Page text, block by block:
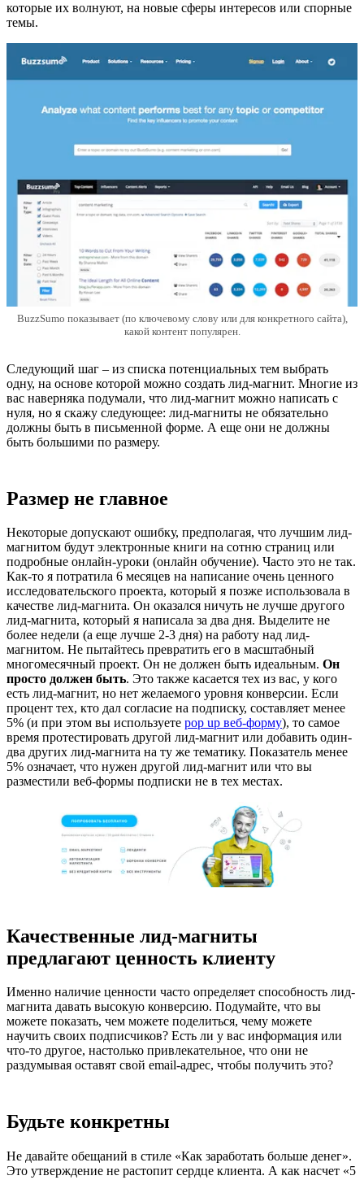
которые их волнуют, на новые сферы интересов или спорные
темы.
BuzzSumo показывает (по ключевому слову или для конкретного сайта),
какой контент популярен.
Следующий шаг – из списка потенциальных тем выбрать
одну, на основе которой можно создать лид-магнит. Многие из
вас наверняка подумали, что лид-магнит можно написать с
нуля, но я скажу следующее: лид-магниты не обязательно
должны быть в письменной форме. А еще они не должны
быть большими по размеру.
Размер не главное
Некоторые допускают ошибку, предполагая, что лучшим лид-
магнитом будут электронные книги на сотню страниц или
подробные онлайн-уроки (онлайн обучение). Часто это не так.
Как-то я потратила 6 месяцев на написание очень ценного
исследовательского проекта, который я позже использовала в
качестве лид-магнита. Он оказался ничуть не лучше другого
лид-магнита, который я написала за два дня. Выделите не
более недели (а еще лучше 2-3 дня) на работу над лид-
магнитом. Не пытайтесь превратить его в масштабный
многомесячный проект. Он не должен быть идеальным. Он
просто должен быть. Это также касается тех из вас, у кого
есть лид-магнит, но нет желаемого уровня конверсии. Если
процент тех, кто дал согласие на подписку, составляет менее
5% (и при этом вы используете pop up веб-форму), то самое
время протестировать другой лид-магнит или добавить один-
два других лид-магнита на ту же тематику. Показатель менее
5% означает, что нужен другой лид-магнит или что вы
разместили веб-формы подписки не в тех местах.
Качественные лид-магниты
предлагают ценность клиенту
Именно наличие ценности часто определяет способность лид-
магнита давать высокую конверсию. Подумайте, что вы
можете показать, чем можете поделиться, чему можете
научить своих подписчиков? Есть ли у вас информация или
что-то другое, настолько привлекательное, что они не
раздумывая оставят свой email-адрес, чтобы получить это?
Будьте конкретны
Не давайте обещаний в стиле «Как заработать больше денег».
Это утверждение не растопит сердце клиента. А как насчет «5